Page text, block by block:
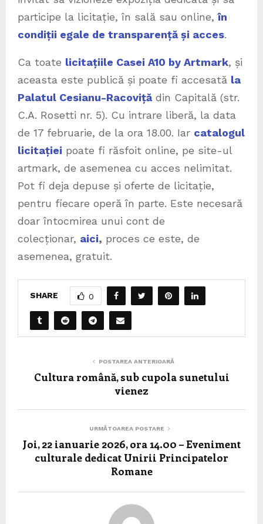
participe la licitație, în sală sau online,în
condiții egale de transparență și acces.
Ca toate licitațiile Casei A10 by Artmark, și
aceasta este publică și poate fi accesată la
Palatul Cesianu-Racovițădin Capitală (str.
C.A. Rosetti nr. 5). Cu intrare liberă, la data
de 17 februarie, de la ora 18.00. Iar catalogul
licitației poate fi răsfoit online, pe site-ul
artmark, de asemenea cu acces nelimitat.
Pot fi deja depuse și oferte de licitație,
pentru fiecare operă în parte. Este necesară
doar întocmirea unui cont de
colecționar, aici, proces ce este, de
asemenea, gratuit.
SHARE 0
POSTAREA ANTERIOARĂ
Cultura română, sub cupola sunetului
vienez
URMĂTOAREA POSTARE
Joi, 22 ianuarie 2026, ora 14.00 – Eveniment
culturale dedicat Unirii Principatelor
Romane